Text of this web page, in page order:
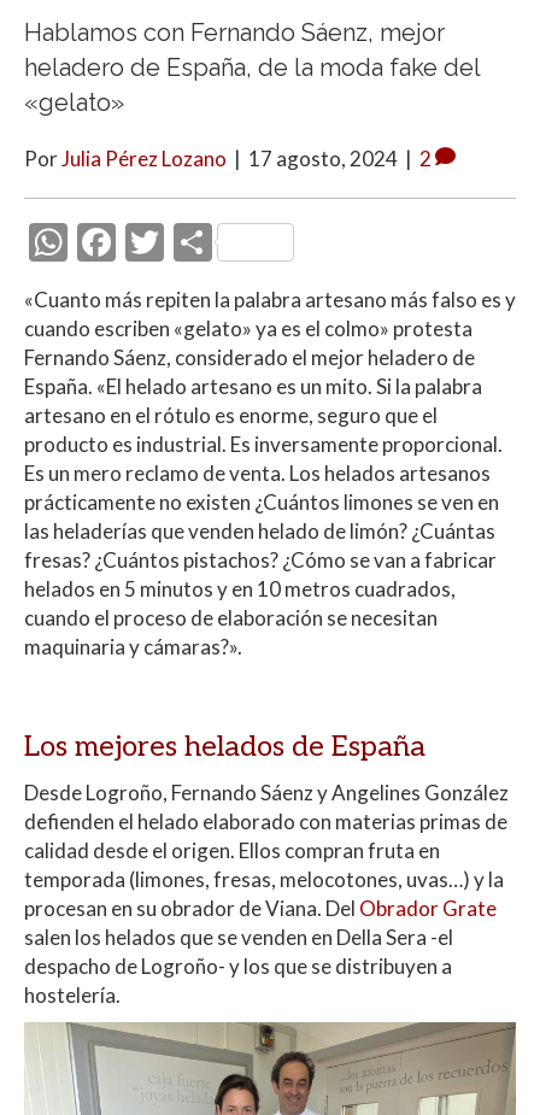
Hablamos con Fernando Sáenz, mejor
heladero de España, de la moda fake del
«gelato»
PorJulia Pérez Lozano | 17 agosto, 2024 | 2
W
at
s
A
p
p
F
ac
e
b
o
o
k
T
w
itt
er
C
o
m
p
ar
ti
r
«Cuanto más repiten la palabra artesano más falso es y
cuando escriben «gelato» ya es el colmo» protesta
Fernando Sáenz, considerado el mejor heladero de
España. «El helado artesano es un mito. Si la palabra
artesano en el rótulo es enorme, seguro que el
producto es industrial. Es inversamente proporcional.
Es un mero reclamo de venta. Los helados artesanos
prácticamente no existen ¿Cuántos limones se ven en
las heladerías que venden helado de limón? ¿Cuántas
fresas? ¿Cuántos pistachos? ¿Cómo se van a fabricar
helados en 5 minutos y en 10 metros cuadrados,
cuando el proceso de elaboración se necesitan
maquinaria y cámaras?».
Los mejores helados de España
Desde Logroño, Fernando Sáenz y Angelines González
defienden el helado elaborado con materias primas de
calidad desde el origen. Ellos compran fruta en
temporada (limones, fresas, melocotones, uvas…) y la
procesan en su obrador de Viana. Del Obrador Grate
salen los helados que se venden en Della Sera -el
despacho de Logroño- y los que se distribuyen a
hostelería.